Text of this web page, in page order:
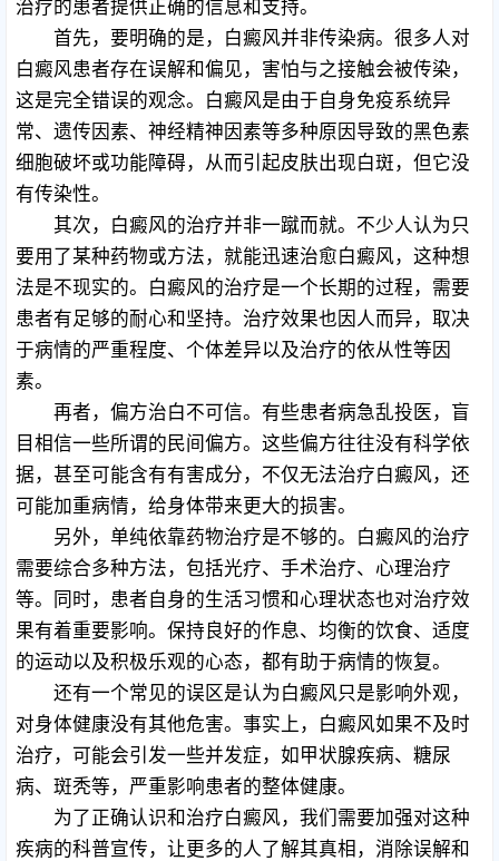
治疗的患者提供正确的信息和支持。
首先，要明确的是，白癜风并非传染病。很多人对
白癜风患者存在误解和偏见，害怕与之接触会被传染，
这是完全错误的观念。白癜风是由于自身免疫系统异
常、遗传因素、神经精神因素等多种原因导致的黑色素
细胞破坏或功能障碍，从而引起皮肤出现白斑，但它没
有传染性。
其次，白癜风的治疗并非一蹴而就。不少人认为只
要用了某种药物或方法，就能迅速治愈白癜风，这种想
法是不现实的。白癜风的治疗是一个长期的过程，需要
患者有足够的耐心和坚持。治疗效果也因人而异，取决
于病情的严重程度、个体差异以及治疗的依从性等因
素。
再者，偏方治白不可信。有些患者病急乱投医，盲
目相信一些所谓的民间偏方。这些偏方往往没有科学依
据，甚至可能含有有害成分，不仅无法治疗白癜风，还
可能加重病情，给身体带来更大的损害。
另外，单纯依靠药物治疗是不够的。白癜风的治疗
需要综合多种方法，包括光疗、手术治疗、心理治疗
等。同时，患者自身的生活习惯和心理状态也对治疗效
果有着重要影响。保持良好的作息、均衡的饮食、适度
的运动以及积极乐观的心态，都有助于病情的恢复。
还有一个常见的误区是认为白癜风只是影响外观，
对身体健康没有其他危害。事实上，白癜风如果不及时
治疗，可能会引发一些并发症，如甲状腺疾病、糖尿
病、斑秃等，严重影响患者的整体健康。
为了正确认识和治疗白癜风，我们需要加强对这种
疾病的科普宣传，让更多的人了解其真相，消除误解和